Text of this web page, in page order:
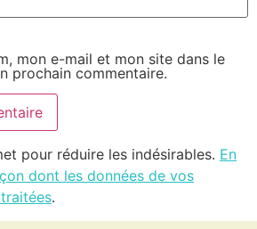
mon e-mail et mon site dans le
prochain commentaire.
pour réduire les indésirables. En
dont les données de vos
.